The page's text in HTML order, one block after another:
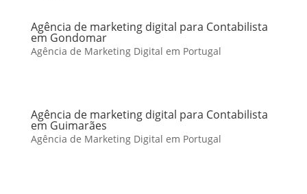
Agência de marketing digital para Contabilista
em Gondomar
Agência de Marketing Digital em Portugal
Agência de marketing digital para Contabilista
em Guimarães
Agência de Marketing Digital em Portugal